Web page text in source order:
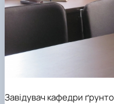
Завідувач кафедри